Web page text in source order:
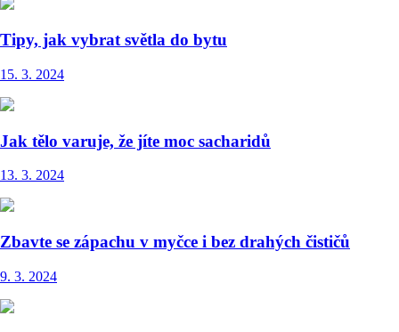
Tipy, jak vybrat světla do bytu
15. 3. 2024
Jak tělo varuje, že jíte moc sacharidů
13. 3. 2024
Zbavte se zápachu v myčce i bez drahých čističů
9. 3. 2024